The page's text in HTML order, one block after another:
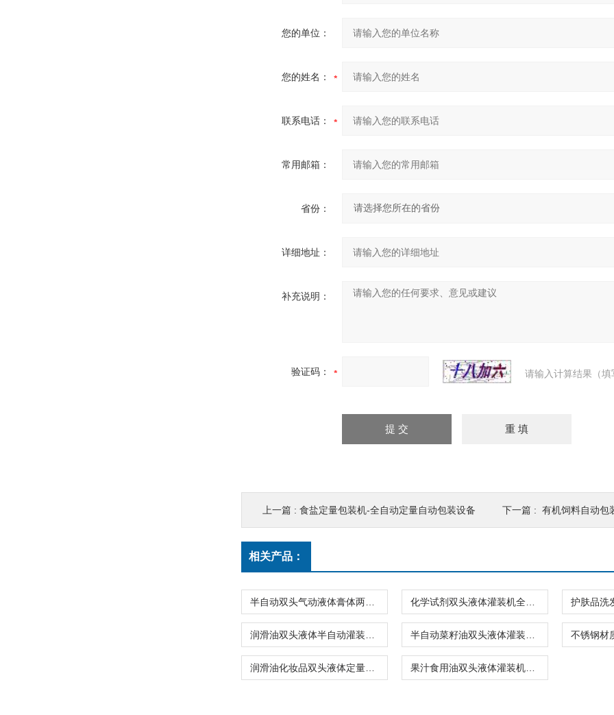
您的单位：
您的姓名：
联系电话：
常用邮箱：
省份：
详细地址：
补充说明：
验证码： 请输入计算结果（
上一篇 : 食盐定量包装机-全自动定量自动包装设备 下一篇 : 有机饲料自动包
相关产品：